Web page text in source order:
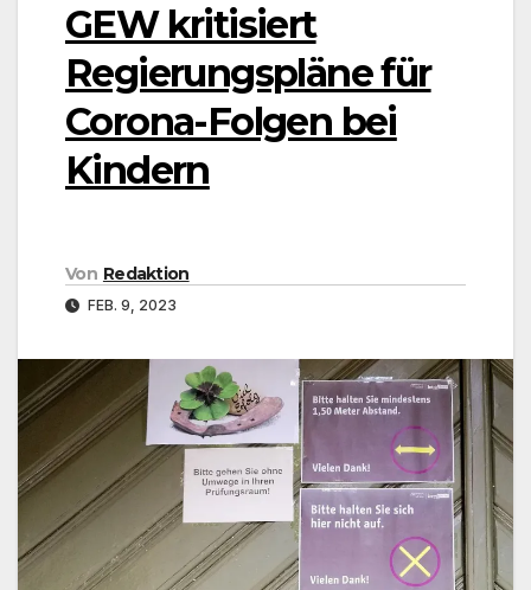
GEW kritisiert
Regierungspläne für
Corona-Folgen bei
Kindern
Von Redaktion
FEB. 9, 2023